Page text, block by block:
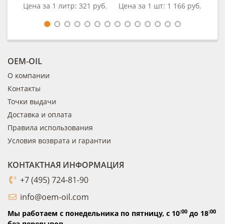
Цена за 1 литр: 321 руб.
Цена за 1 шт: 1 166 руб.
OEM-OIL
О компании
Контакты
Точки выдачи
Доставка и оплата
Правила использования
Условия возврата и гарантии
КОНТАКТНАЯ ИНФОРМАЦИЯ
+7 (495) 724-81-90
info@oem-oil.com
Мы работаем с понедельника по пятницу, с 10:00 до 18:00